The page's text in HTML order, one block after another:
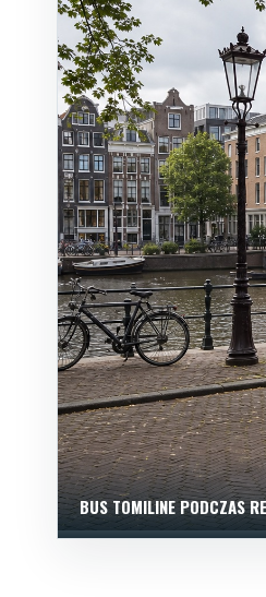
BUS TOMILINE PODCZAS